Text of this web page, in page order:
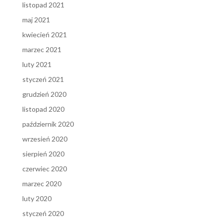
listopad 2021
maj 2021
kwiecień 2021
marzec 2021
luty 2021
styczeń 2021
grudzień 2020
listopad 2020
październik 2020
wrzesień 2020
sierpień 2020
czerwiec 2020
marzec 2020
luty 2020
styczeń 2020